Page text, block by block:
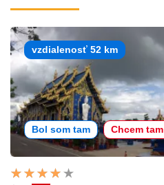
vzdialenosť 52 km
Bol som tam Chcem tam